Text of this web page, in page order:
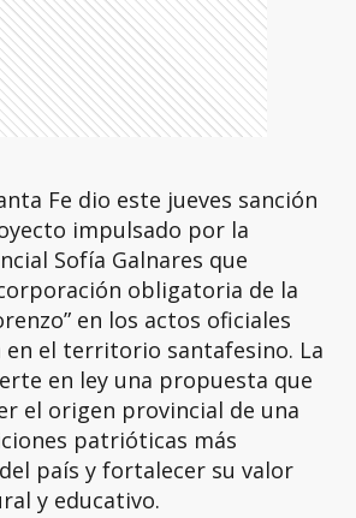
Fe dio este jueves sanción
impulsado por la
Sofía Galnares que
obligatoria de la
en los actos oficiales
en el territorio santafesino. La
en ley una propuesta que
el origen provincial de una
patrióticas más
país y fortalecer su valor
y educativo.